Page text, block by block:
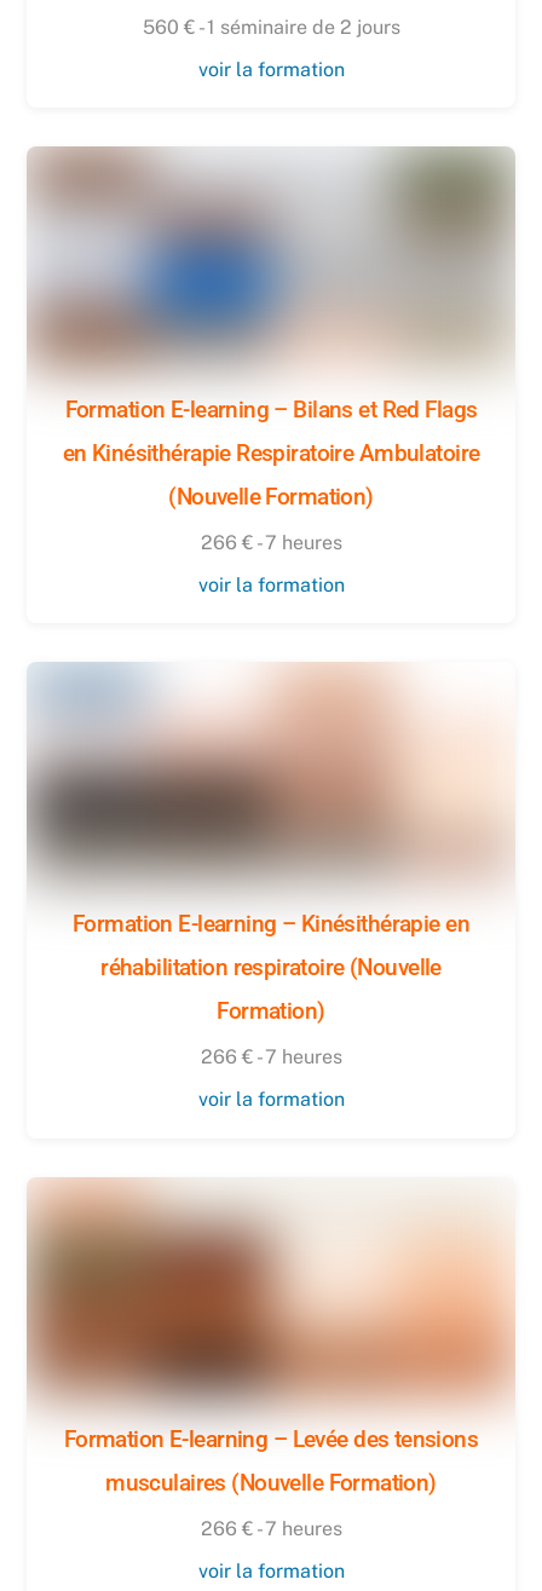
560 € - 1 séminaire de 2 jours
voir la formation
Formation E-learning – Bilans et Red Flags
en Kinésithérapie Respiratoire Ambulatoire
(Nouvelle Formation)
266 € - 7 heures
voir la formation
Formation E-learning – Kinésithérapie en
réhabilitation respiratoire (Nouvelle
Formation)
266 € - 7 heures
voir la formation
Formation E-learning – Levée des tensions
musculaires (Nouvelle Formation)
266 € - 7 heures
voir la formation